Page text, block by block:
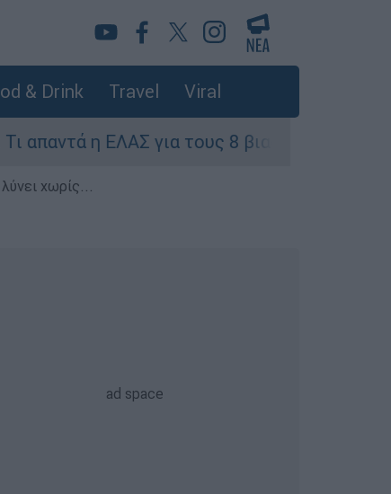
& Drink Travel Viral
ΕΛΑΣ για τους 8 βιασμούς τουριστριών -
χωρίς...